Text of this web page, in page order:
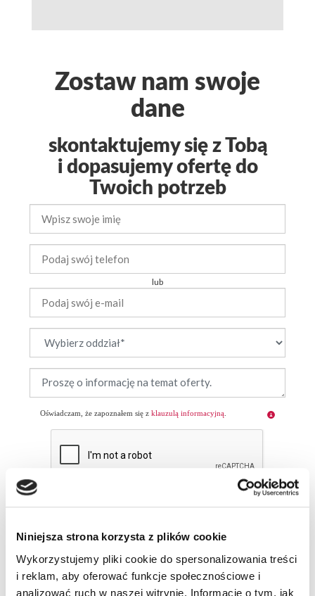
Niniejsza strona korzysta z plików cookie
Wykorzystujemy pliki cookie do spersonalizowania treści
i reklam, aby oferować funkcje społecznościowe i
analizować ruch w naszej witrynie. Informacje o tym, jak
Zostaw nam swoje
dane
skontaktujemy się z Tobą
i dopasujemy ofertę do
Twoich potrzeb
lub
Oświadczam, że zapoznałem się z klauzulą informacyjną
OFERTY SPECJALNE